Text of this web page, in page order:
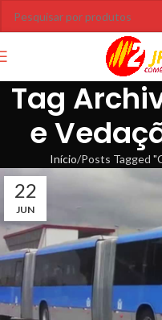
Tag
e
Início Posts Tagged
22
JUN